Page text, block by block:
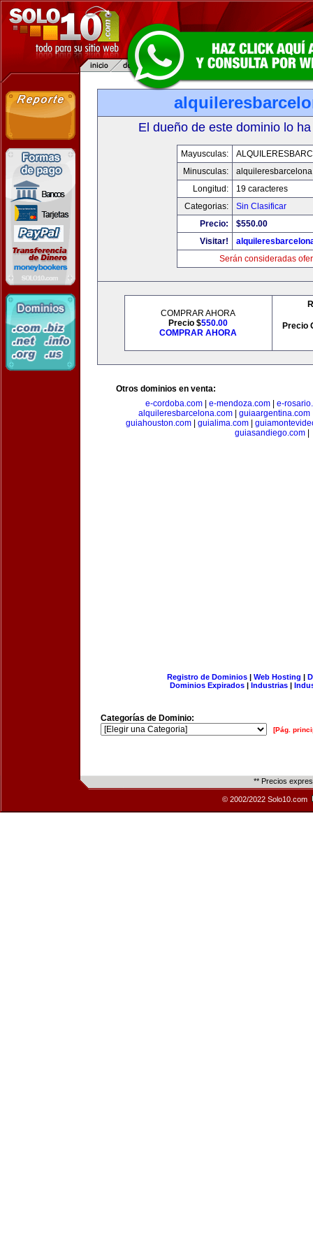
El dueño de este dominio lo
Mayusculas:
Minusculas:
Longitud:
19 caracteres
Categorias:
Sin Clasificar
Precio:
$550.00
Visitar!
Serán consideradas
COMPRAR AHORA
Precio $550.00
COMPRAR AHORA
Precio
Otros dominios en venta:
e-cordoba.com
e-mendoza.com
e-
alquileresbarcelona.com| guiaargentina.com
guiahouston.com| guialima.com|
guiasandiego.com|
Registro de Dominios| Web Hosting |
Dominios Expirados | Industrias |
Categorías de Dominio:
[Pág.
** Precios
© 2002/2022 Solo10.com